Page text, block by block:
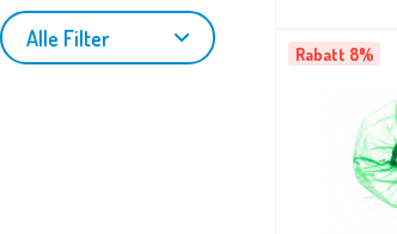
Alle Filter
Rabatt 8%